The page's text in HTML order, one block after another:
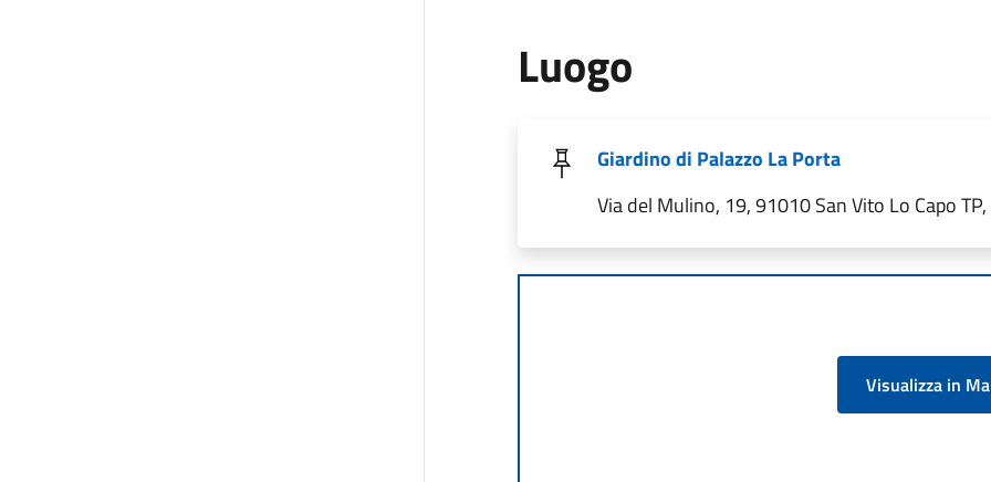
Luogo
Giardino di Palazzo La Porta
Via del Mulino, 19, 91010 San Vito Lo Capo
Visualizza in